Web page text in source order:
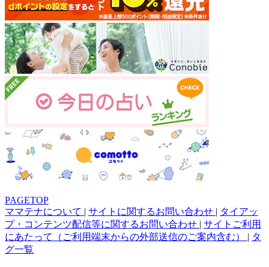
PAGETOP
ママテナについて | サイトに関するお問い合わせ | タイアッ
プ・コンテンツ配信等に関するお問い合わせ | サイトご利用
にあたって（ご利用端末からの外部送信のご案内含む） | タ
グ一覧